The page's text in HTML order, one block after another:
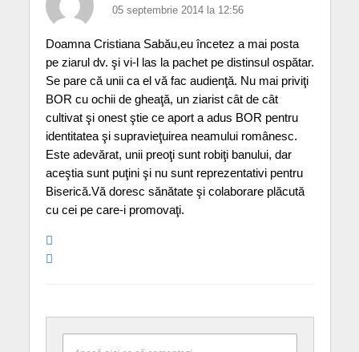
05 septembrie 2014 la 12:56
Doamna Cristiana Sabău,eu încetez a mai posta
pe ziarul dv. şi vi-l las la pachet pe distinsul ospătar.
Se pare că unii ca el vă fac audienţă. Nu mai priviţi
BOR cu ochii de gheaţă, un ziarist cât de cât
cultivat şi onest ştie ce aport a adus BOR pentru
identitatea şi supravieţuirea neamului românesc.
Este adevărat, unii preoţi sunt robiţi banului, dar
aceştia sunt puţini şi nu sunt reprezentativi pentru
Biserică.Vă doresc sănătate şi colaborare plăcută
cu cei pe care-i promovaţi.